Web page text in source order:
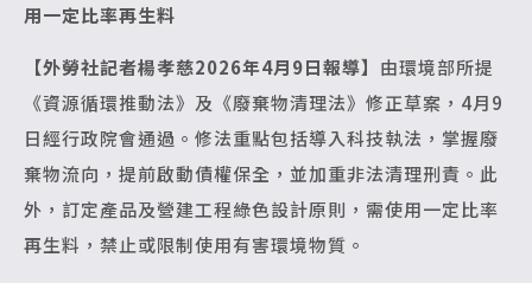
用一定比率再生料
【外勞社記者楊孝慈2026年4月9日報導】 由環境部所提
《資源循環推動法》及《廢棄物清理法》修正草案，4月9
日經行政院會通過。修法重點包括導入科技執法，掌握廢
棄物流向，提前啟動債權保全，並加重非法清理刑責。此
外，訂定產品及營建工程綠色設計原則，需使用一定比率
再生料，禁止或限制使用有害環境物質。